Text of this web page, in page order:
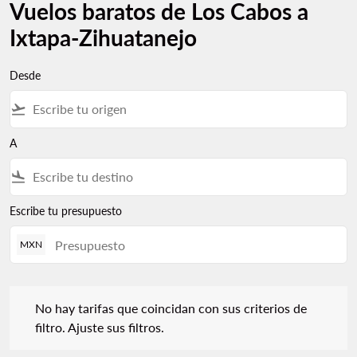
Vuelos baratos de Los Cabos a
Ixtapa-Zihuatanejo
Desde
flight_takeoff
A
flight_land
Escribe tu presupuesto
MXN
No hay tarifas que coincidan con sus criterios de
filtro. Ajuste sus filtros.